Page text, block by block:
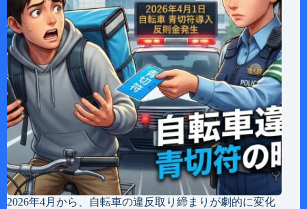
2026年4月から、自転車の違反取り締まりが劇的に変化